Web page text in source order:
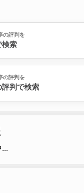
の評判を
検索
の評判を
評判で検索